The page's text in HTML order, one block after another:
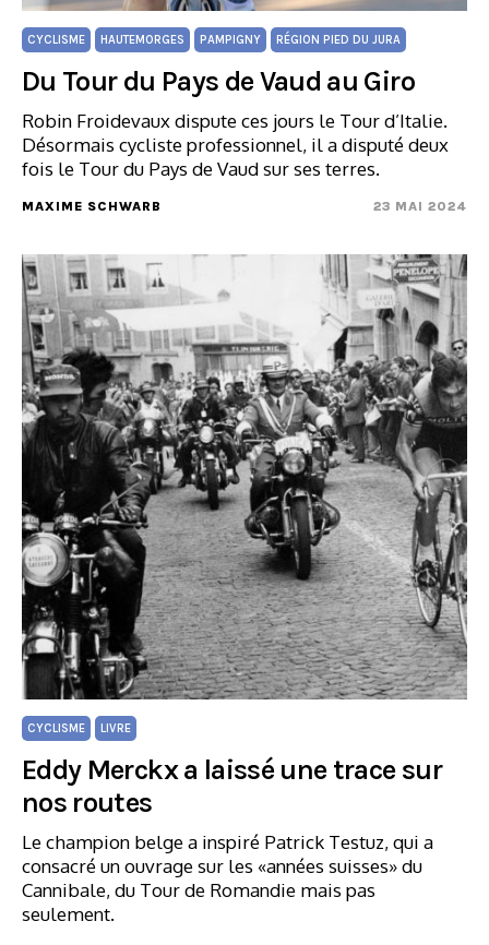
CYCLISME HAUTEMORGES PAMPIGNY RÉGION PIED DU JURA
Du Tour du Pays de Vaud au Giro
Robin Froidevaux dispute ces jours le Tour d’Italie.
Désormais cycliste professionnel, il a disputé deux
fois le Tour du Pays de Vaud sur ses terres.
MAXIME SCHWARB 23 MAI 2024
CYCLISME LIVRE
Eddy Merckx a laissé une trace sur
nos routes
Le champion belge a inspiré Patrick Testuz, qui a
consacré un ouvrage sur les «années suisses» du
Cannibale, du Tour de Romandie mais pas
seulement.